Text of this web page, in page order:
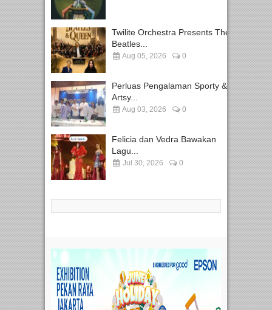
Twilite Orchestra Presents The
Beatles...
Aug 05, 2026 0
Perluas Pengalaman Sporty &
Artsy...
Aug 03, 2026 0
Felicia dan Vedra Bawakan
Lagu...
Jul 30, 2026 0